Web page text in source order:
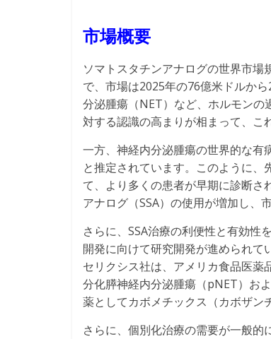
市場概要
ソマトスタチンアナログの世界市
で、市場は2025年の76億米ドルか
分泌腫瘍（NET）など、ホルモンの
対する認識の高まりが相まって、こ
一方、神経内分泌腫瘍の世界的な有
と推定されています。このように
て、より多くの患者が早期に診断
アナログ（SSA）の使用が増加し、
さらに、SSA治療の利便性と有効性
開発に向けて研究開発が進められて
セリクシス社は、アメリカ食品医薬
分化膵神経内分泌腫瘍（pNET）お
薬としてカボメチックス（カボザン
さらに、個別化治療の需要が一般